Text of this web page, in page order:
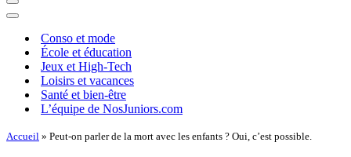
Menu
de
Menu
navigationConso et mode
École et éducation
Jeux et High-Tech
Loisirs et vacances
Santé et bien-être
L’équipe de NosJuniors.com
Accueil » Peut-on parler de la mort avec les enfants ? Oui, c’est possible.